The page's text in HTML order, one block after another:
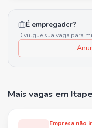
É empregador?
Divulgue sua vaga para
Mais vagas em
Empresa não